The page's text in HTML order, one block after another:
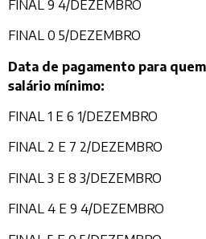
FINAL 9 4/DEZEMBRO
FINAL 0 5/DEZEMBRO
Data de pagamento para
salário mínimo:
FINAL 1 E 6 1/DEZEMBRO
FINAL 2 E 7 2/DEZEMBRO
FINAL 3 E 8 3/DEZEMBRO
FINAL 4 E 9 4/DEZEMBRO